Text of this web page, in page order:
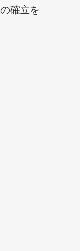
の確立を